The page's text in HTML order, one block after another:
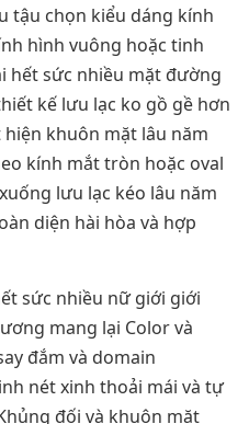
tậu chọn kiểu dáng kính
hình vuông hoặc tinh
hết sức nhiều mặt đường
kế lưu lạc ko gồ gề hơn
khuôn mặt lâu năm
kính mắt tròn hoặc oval
lưu lạc kéo lâu năm
diện hài hòa và hợp
sức nhiều nữ giới giới
mang lại Color và
đắm và domain
nét xinh thoải mái và tự
đối và khuôn mặt